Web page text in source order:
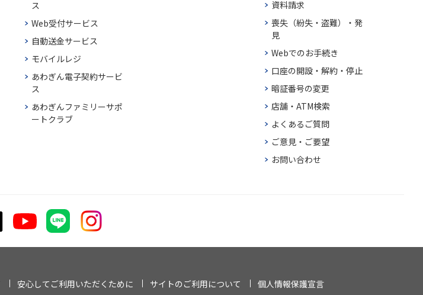
ス
Web受付サービス
自動送金サービス
モバイルレジ
あわぎん電子契約サービ
ス
あわぎんファミリーサポ
ートクラブ
資料請求
喪失（紛失・盗難）・発
見
Webでのお手続き
口座の開設・解約・停止
暗証番号の変更
店舗・ATM検索
よくあるご質問
ご意見・ご要望
お問い合わせ
安心してご利用いただくために サイトのご利用について 個人情報保護宣言